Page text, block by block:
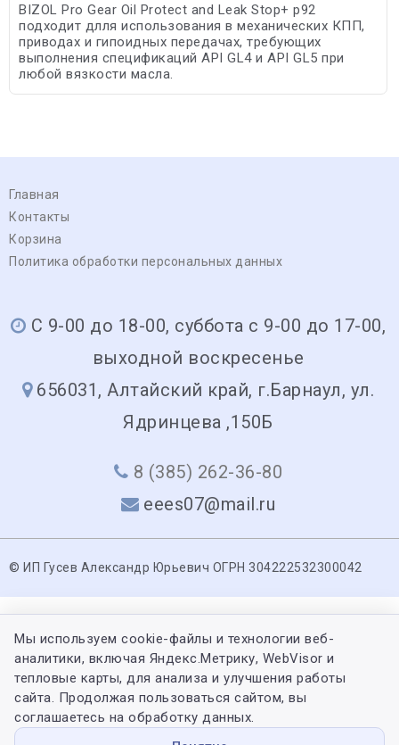
BIZOL Pro Gear Oil Protect and Leak Stop+ p92
подходит длля использования в механических КПП,
приводах и гипоидных передачах, требующих
выполнения спецификаций API GL4 и API GL5 при
любой вязкости масла.
Главная
Контакты
Корзина
Политика обработки персональных данных
С 9-00 до 18-00, суббота с 9-00 до 17-00,
выходной воскресенье
656031, Алтайский край, г.Барнаул, ул.
Ядринцева ,150Б
8 (385) 262-36-80
eees07@mail.ru
© ИП Гусев Александр Юрьевич ОГРН 304222532300042
Мы используем cookie-файлы и технологии веб-
аналитики, включая Яндекс.Метрику, WebVisor и
тепловые карты, для анализа и улучшения работы
сайта. Продолжая пользоваться сайтом, вы
соглашаетесь на обработку данных.